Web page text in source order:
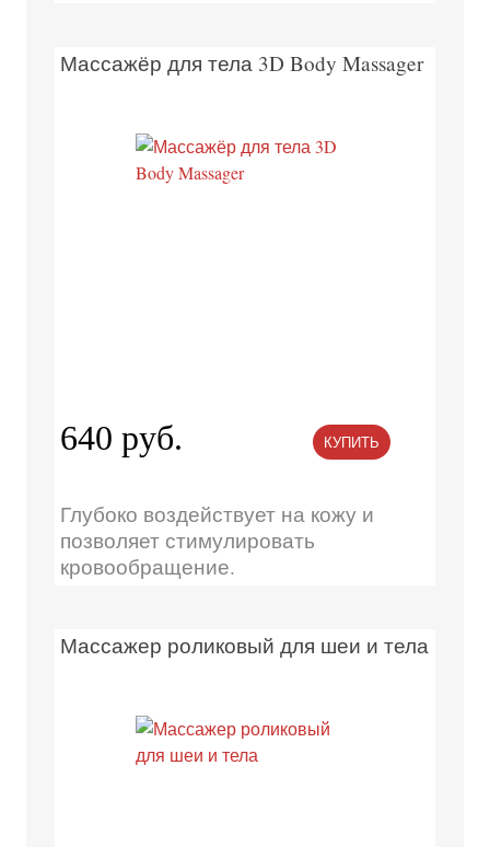
Массажёр для тела 3D Body Massager
640 руб. КУПИТЬ
Глубоко воздействует на кожу и
позволяет стимулировать
кровообращение.
Массажер роликовый для шеи и тела